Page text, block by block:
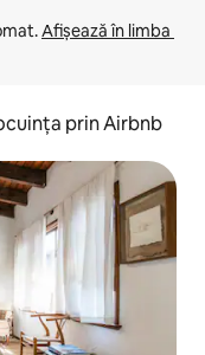
Afișează în limba
prin Airbnb